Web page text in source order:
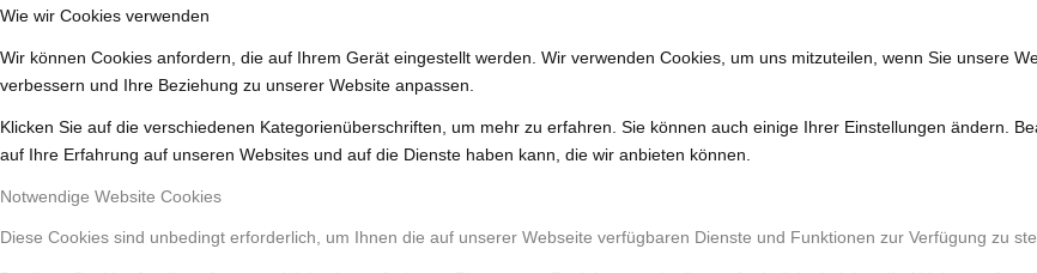
Wie wir Cookies verwenden
Wir können Cookies anfordern, die auf Ihrem Gerät eingestellt werden. Wir verwenden Cookies, um uns mitzuteilen, wenn Sie unsere
verbessern und Ihre Beziehung zu unserer Website anpassen.
Klicken Sie auf die verschiedenen Kategorienüberschriften, um mehr zu erfahren. Sie können auch einige Ihrer Einstellungen ändern.
auf Ihre Erfahrung auf unseren Websites und auf die Dienste haben kann, die wir anbieten können.
Notwendige Website Cookies
Diese Cookies sind unbedingt erforderlich, um Ihnen die auf unserer Webseite verfügbaren Dienste und Funktionen zur Verfügung zu